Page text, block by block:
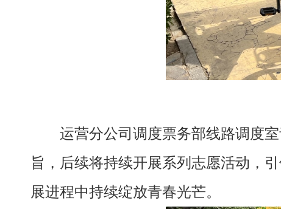
运营分公司调度票务部线路调度
旨，后续将持续开展系列志愿活动，
展进程中持续绽放青春光芒。